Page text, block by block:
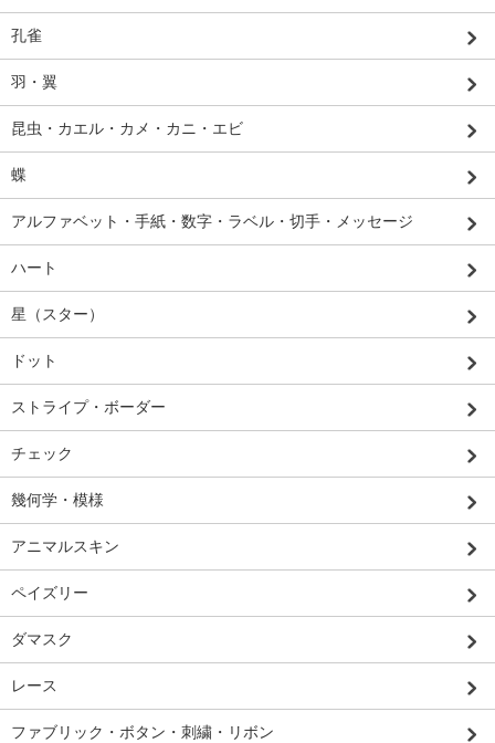
孔雀
羽・翼
昆虫・カエル・カメ・カニ・エビ
蝶
アルファベット・手紙・数字・ラベル・切手・メッセージ
ハート
星（スター）
ドット
ストライプ・ボーダー
チェック
幾何学・模様
アニマルスキン
ペイズリー
ダマスク
レース
ファブリック・ボタン・刺繍・リボン